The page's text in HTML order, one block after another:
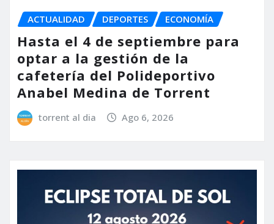
ACTUALIDAD DEPORTES ECONOMÍA
Hasta el 4 de septiembre para
optar a la gestión de la
cafetería del Polideportivo
Anabel Medina de Torrent
torrent al dia Ago 6, 2026